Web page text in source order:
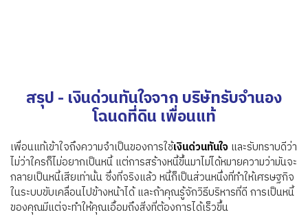
ชั่วโมง
สรุป - เงินด่วนทันใจจาก บริษัทรับจํานอง
โฉนดที่ดิน เพื่อนแท้
เพื่อนแท้เข้าใจถึงความจำเป็นของการใช้เงินด่วนทันใจ และรับทราบดีว่า
ไม่ว่าใครก็ไม่อยากเป็นหนี้ แต่การสร้างหนี้ขึ้นมาไม่ได้หมายความว่ามันจะ
กลายเป็นหนี้เสียเท่านั้น ซึ่งที่จริงแล้ว หนี้ก็เป็นส่วนหนึ่งที่ทำให้เศรษฐกิจ
ในระบบขับเคลื่อนไปข้างหน้าได้ และถ้าคุณรู้จักวิธีบริหารที่ดี การเป็นหนี้
ของคุณมีแต่จะทำให้คุณเอื้อมถึงสิ่งที่ต้องการได้เร็วขึ้น